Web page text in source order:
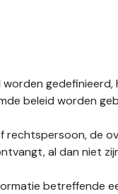
beleid worden
rechtspersoon, de
al dan niet
betreffende